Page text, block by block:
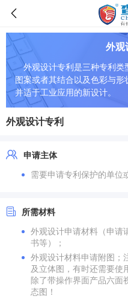
外观
外观设计专利是三种专利
图案或者其结合以及色彩与
并适于工业应用的新设计。
外观设计专利
申请主体
需要申请专利保护的单位
所需材料
外观设计申请材料（申请
书等）；
外观设计材料申请附图；
及立体图，有时还需要使
除了带操作界面产品六面
态图！